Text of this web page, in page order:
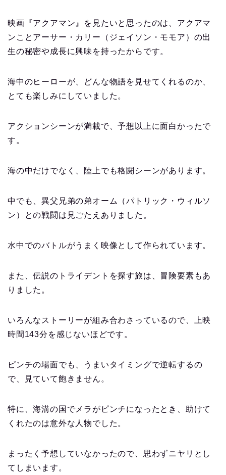
映画『アクアマン』を見たいと思ったのは、アクアマ
ンことアーサー・カリー（ジェイソン・モモア）の出
生の秘密や成長に興味を持ったからです。
海中のヒーローが、どんな物語を見せてくれるのか、
とても楽しみにしていました。
アクションシーンが満載で、予想以上に面白かったで
す。
海の中だけでなく、陸上でも格闘シーンがあります。
中でも、異父兄弟の弟オーム（パトリック・ウィルソ
ン）との戦闘は見ごたえありました。
水中でのバトルがうまく映像として作られています。
また、伝説のトライデントを探す旅は、冒険要素もあ
りました。
いろんなストーリーが組み合わさっているので、上映
時間143分を感じないほどです。
ピンチの場面でも、うまいタイミングで逆転するの
で、見ていて飽きません。
特に、海溝の国でメラがピンチになったとき、助けて
くれたのは意外な人物でした。
まったく予想していなかったので、思わずニヤリとし
てしまいます。